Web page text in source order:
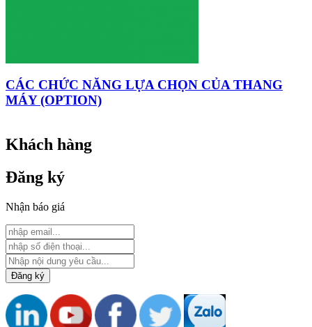
CÁC CHỨC NĂNG LỰA CHỌN CỦA THANG
MÁY (OPTION)
Khách hàng
Đăng ký
Nhận báo giá